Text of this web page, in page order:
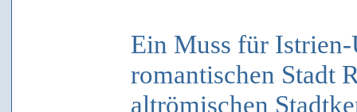
Ein Muss für
romantischen Stadt
altrömischen